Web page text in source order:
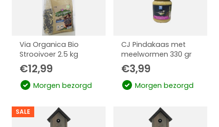
Via Organica Bio
Strooivoer 2.5 kg
€12,99
Morgen bezorgd
CJ Pindakaas met
meelwormen 330 gr
€3,99
Morgen bezorgd
SALE